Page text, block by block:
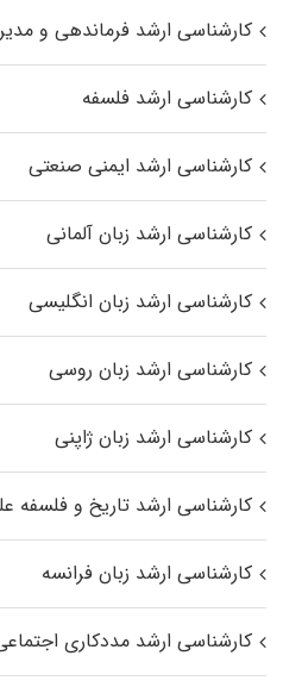
کارشناسی ارشد فرماندهی و
کارشناسی ارشد فلسفه
کارشناسی ارشد ایمنی صنعتی
کارشناسی ارشد زبان آلمانی
کارشناسی ارشد زبان انگلیسی
کارشناسی ارشد زبان روسی
کارشناسی ارشد زبان ژاپنی
کارشناسی ارشد تاریخ و فلسفه
کارشناسی ارشد زبان فرانسه
کارشناسی ارشد مددکاری